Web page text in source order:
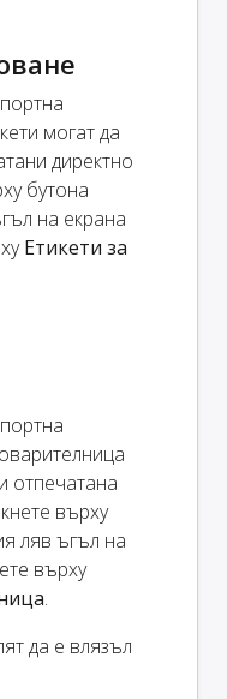
могат да
директно
бутона
на екрана
Етикети за
отпечатана
върху
ляв ъгъл на
върху
.
да е влязъл